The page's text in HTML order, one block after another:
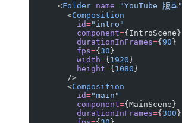
      <
Folder name="YouTube 版本"
        <
Composition
          id
="intro"
          component
={IntroScene}
          durationInFrames
={90}
          fps
={30}
          width
={1920}
          height
={1080}
        />
        <
Composition
          id
="main"
          component
={MainScene}
          durationInFrames
={300}